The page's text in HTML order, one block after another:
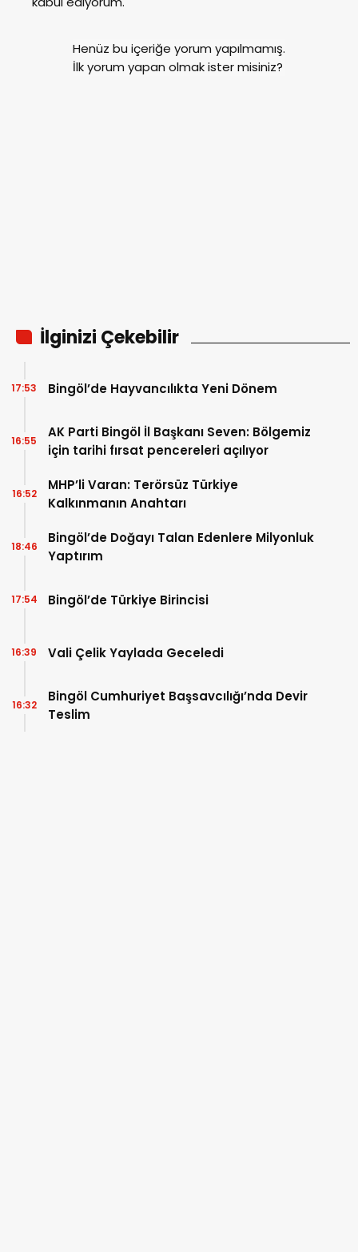
Henüz bu içeriğe yorum yapılmamış.
İlk yorum yapan olmak ister misiniz?
İlginizi Çekebilir
Bingöl’de Hayvancılıkta Yeni Dönem
17:53
AK Parti Bingöl İl Başkanı Seven: Bölgemiz
için tarihi fırsat pencereleri açılıyor
16:55
MHP’li Varan: Terörsüz Türkiye
Kalkınmanın Anahtarı
16:52
Bingöl’de Doğayı Talan Edenlere Milyonluk
Yaptırım
18:46
Bingöl’de Türkiye Birincisi
17:54
Vali Çelik Yaylada Geceledi
16:39
Bingöl Cumhuriyet Başsavcılığı’nda Devir
Teslim
16:32